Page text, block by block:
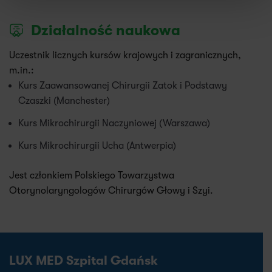
Działalność naukowa
Uczestnik licznych kursów krajowych i zagranicznych,
m.in.:
Kurs Zaawansowanej Chirurgii Zatok i Podstawy
Czaszki (Manchester)
Kurs Mikrochirurgii Naczyniowej (Warszawa)
Kurs Mikrochirurgii Ucha (Antwerpia)
Jest członkiem Polskiego Towarzystwa
Otorynolaryngologów Chirurgów Głowy i Szyi.
LUX MED Szpital Gdańsk